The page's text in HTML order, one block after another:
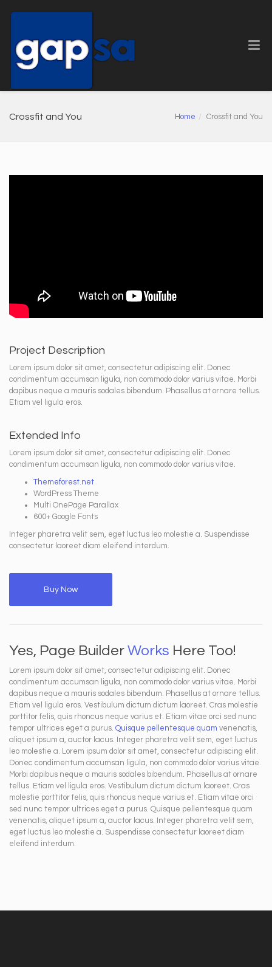
Crossfit and You Home Crossfit and You
Project Description
Lorem ipsum dolor sit amet, consectetur adipiscing elit. Donec
condimentum accumsan ligula, non commodo dolor varius vitae. Morbi
dapibus neque a mauris sodales bibendum. Phasellus at ornare tellus.
Etiam vel ligula eros.
Extended Info
Lorem ipsum dolor sit amet, consectetur adipiscing elit. Donec
condimentum accumsan ligula, non commodo dolor varius vitae.
Themeforest.net
WordPress Theme
Multi OnePage Parallax
600+ Google Fonts
Integer pharetra velit sem, eget luctus leo molestie a. Suspendisse
consectetur laoreet diam eleifend interdum.
Buy Now
Yes, Page Builder Works Here Too!
Lorem ipsum dolor sit amet, consectetur adipiscing elit. Donec
condimentum accumsan ligula, non commodo dolor varius vitae. Morbi
dapibus neque a mauris sodales bibendum. Phasellus at ornare tellus.
Etiam vel ligula eros. Vestibulum dictum dictum laoreet. Cras molestie
porttitor felis, quis rhoncus neque varius et. Etiam vitae orci sed nunc
tempor ultrices eget a purus. Quisque pellentesque quam venenatis,
aliquet ipsum a, auctor lacus. Integer pharetra velit sem, eget luctus
leo molestie a. Lorem ipsum dolor sit amet, consectetur adipiscing elit.
Donec condimentum accumsan ligula, non commodo dolor varius vitae.
Morbi dapibus neque a mauris sodales bibendum. Phasellus at ornare
tellus. Etiam vel ligula eros. Vestibulum dictum dictum laoreet. Cras
molestie porttitor felis, quis rhoncus neque varius et. Etiam vitae orci
sed nunc tempor ultrices eget a purus. Quisque pellentesque quam
venenatis, aliquet ipsum a, auctor lacus. Integer pharetra velit sem,
eget luctus leo molestie a. Suspendisse consectetur laoreet diam
eleifend interdum.